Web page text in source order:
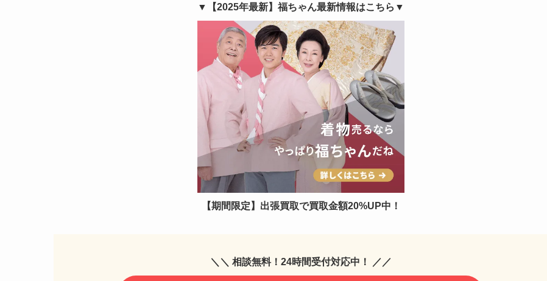
▼【2025年最新】福ちゃん最新情報はこちら▼
【期間限定】出張買取で買取金額20%UP中！
＼＼ 相談無料！24時間受付対応中！ ／／